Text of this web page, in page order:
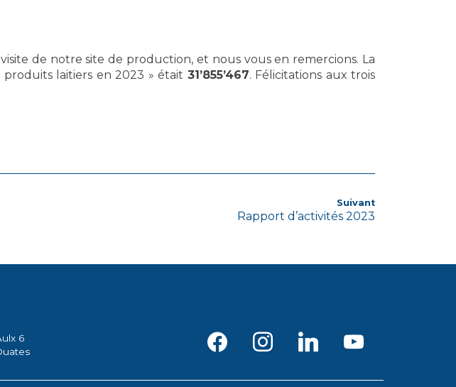
de notre site de production, et nous vous en remercions. La
laitiers en 2023 » était 31’855’467. Félicitations aux trois
Article
Suivant
Rapport d’activités 2023
6
facebook instagram linkedin